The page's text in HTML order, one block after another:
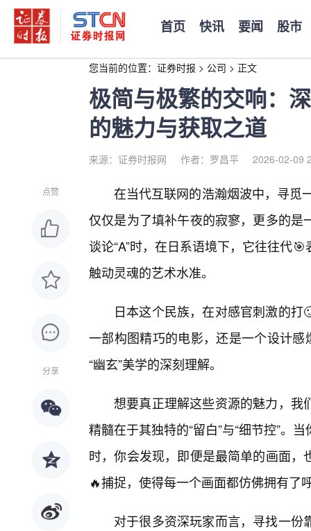
首页 快讯 要闻 股市
您当前的位置： 证券时报 > 公司 > 正文
极简与极繁的交响：
的魅力与获取之道
来源：证券时报网 作者：罗昌平 2026-02-09
点赞
分享
在当代互联网的浩瀚烟波中，寻觅
仅仅是为了填补午夜的寂寥，更多的
谈论“A”时，在日系语境下，它往往代
触动灵魂的艺术水准。
日本这个民族，在对感官刺激的
一部构图精巧的电影，还是一个设计
“幽玄”美学的深刻理解。
想要真正理解这些资源的魅力，我
精髓在于其独特的“留白”与“细节控”。
时，你会发现，即便是最简单的画面
🔥捕捉，使得每一个画面都仿佛拥有了
对于很多资深玩家而言，寻找一